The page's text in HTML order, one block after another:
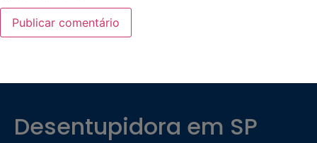
Desentupidora em SP